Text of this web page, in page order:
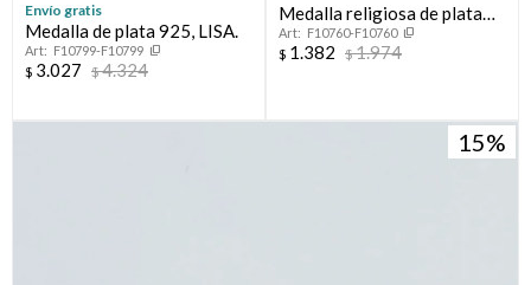
Envío gratis
Medalla de plata 925, LISA.
F10799-F10799
$ 3.027 $4.324
Medalla religiosa de plata
925, Virgen de la Candelaria.
F10760-F10760
$ 1.382 $1.974
15